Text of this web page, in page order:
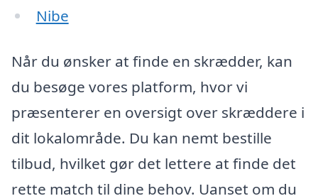
Nibe
Når du ønsker at finde en skrædder, kan
du besøge vores platform, hvor vi
præsenterer en oversigt over skræddere i
dit lokalområde. Du kan nemt bestille
tilbud, hvilket gør det lettere at finde det
rette match til dine behov. Uanset om du